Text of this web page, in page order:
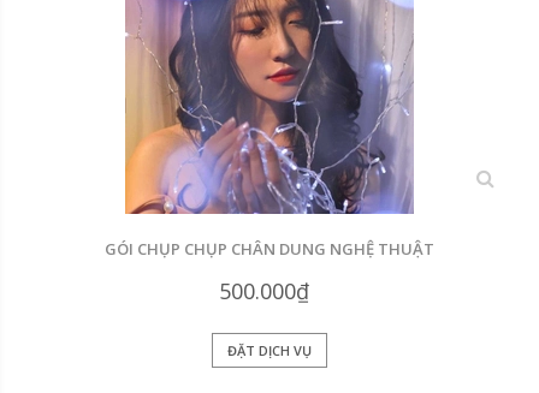
xem
GÓI CHỤP CHỤP CHÂN DUNG NGHỆ THUẬT
500.000₫
ĐẶT DỊCH VỤ